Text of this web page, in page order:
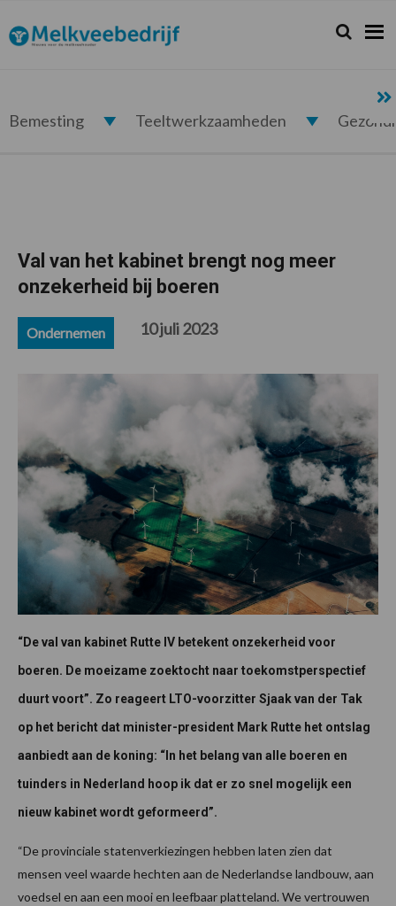
de
hoofdnavigatie
de
hoofd
de
eerste
de
voettekst
Melkveebedrijf.nl Zoeken...
Zoek
Bemesting Teeltwerkzaamheden
Val van het kabinet brengt nog meer
onzekerheid bij boeren
Ondernemen 10 juli 2023
“De val van kabinet Rutte IV betekent onzekerheid voor
boeren. De moeizame zoektocht naar toekomstperspectief
duurt voort”. Zo reageert LTO-voorzitter Sjaak van der Tak
op het bericht dat minister-president Mark Rutte het ontslag
aanbiedt aan de koning: “In het belang van alle boeren en
tuinders in Nederland hoop ik dat er zo snel mogelijk een
nieuw kabinet wordt geformeerd”.
“De provinciale statenverkiezingen hebben laten zien dat
mensen veel waarde hechten aan de Nederlandse landbouw, aan
voedsel en aan een mooi en leefbaar platteland. We vertrouwen